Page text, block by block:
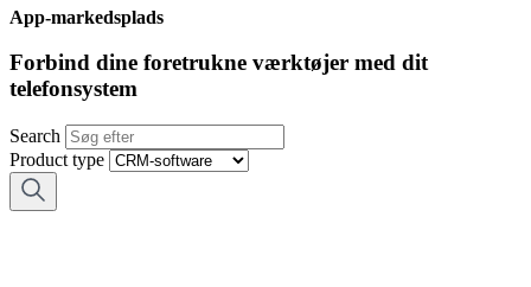
App-markedsplads
Forbind dine foretrukne værktøjer med dit
telefonsystem
Search
Product type